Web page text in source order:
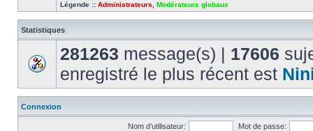
Légende :: Administrateurs Modérateurs globaux
Statistiques
281263 message(s) | 17606
enregistré le plus récent est
Connexion
Nom d’utilisateur: Mot de passe: